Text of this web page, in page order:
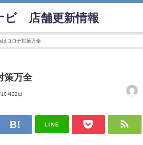
ビ®店舗更新情報
はコロナ対策万全
策万全
月22日
LINE